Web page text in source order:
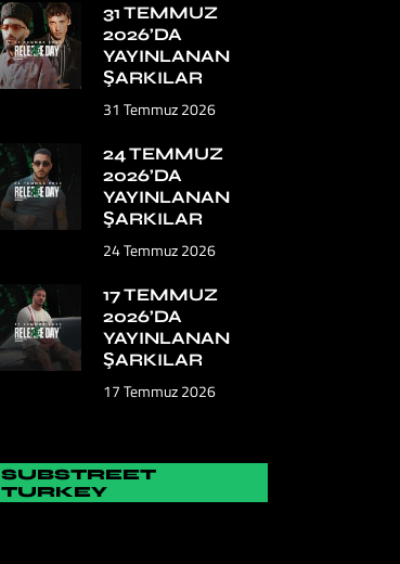
31 TEMMUZ
2026’DA
YAYINLANAN
ŞARKILAR
31 Temmuz 2026
24 TEMMUZ
2026’DA
YAYINLANAN
ŞARKILAR
24 Temmuz 2026
17 TEMMUZ
2026’DA
YAYINLANAN
ŞARKILAR
17 Temmuz 2026
SUBSTREET
TURKEY